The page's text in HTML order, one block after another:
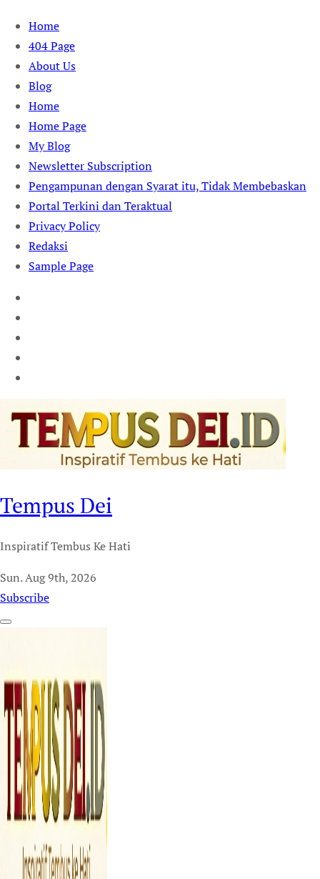
Skip
content
Home
404 Page
About Us
Blog
Home
Home Page
My Blog
Newsletter Subscription
Pengampunan dengan Syarat itu, Tidak Membebaskan
Portal Terkini dan Teraktual
Privacy Policy
Redaksi
Sample Page
Tempus Dei
Inspiratif Tembus Ke Hati
Sun. Aug 9th, 2026
Subscribe